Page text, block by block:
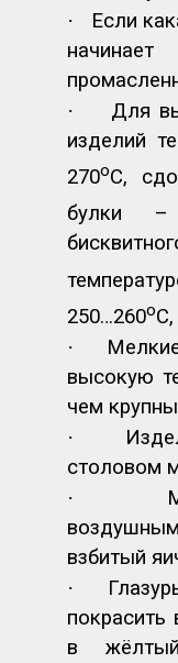
·
Если
·
Для
изделий
270оС,
булки –
250…260о
·
высокую
чем
·
столовом
·
взбитый
·
в